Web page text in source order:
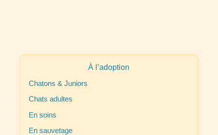
À l’adoption
Chatons & Juniors
Chats adultes
En soins
En sauvetage